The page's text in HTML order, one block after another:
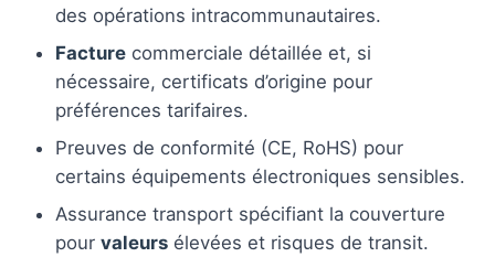
des opérations intracommunautaires.
Facture commerciale détaillée et, si
nécessaire, certificats d’origine pour
préférences tarifaires.
Preuves de conformité (CE, RoHS) pour
certains équipements électroniques sensibles.
Assurance transport spécifiant la couverture
pour valeurs élevées et risques de transit.